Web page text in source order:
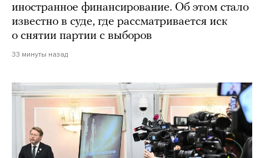
иностранное финансирование. Об этом стало
известно в суде, где рассматривается иск
о снятии партии с выборов
33 минуты назад